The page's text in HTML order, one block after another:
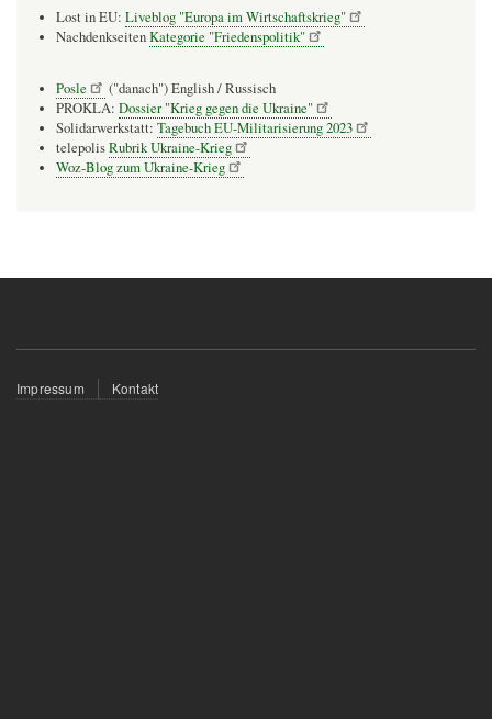
Lost in EU: Liveblog "Europa im Wirtschaftskrieg"
NachdenkseitenKategorie "Friedenspolitik"
Posle
("danach") English / Russisch
PROKLA: Dossier "Krieg gegen die Ukraine"
Solidarwerkstatt: Tagebuch EU-Militarisierung 2023
telepolisRubrik Ukraine-Krieg
Woz-Blog zum Ukraine-Krieg
Fußzeilenmenü
Impressum Kontakt